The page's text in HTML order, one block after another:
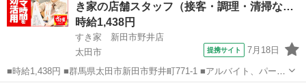
（60代～）活躍中、...き家の店舗スタッフ（接客・調理・清掃な…
時給1,438円
すき家 新田市野井店
太田市
提携サイト 7月18日
■時給1,438円 ■群馬県太田市新田市野井町771-1 ■アルバイト、パート